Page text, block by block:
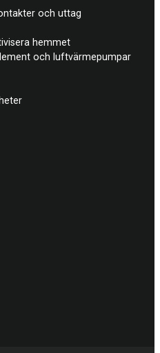
och uttag
hemmet
och luftvärmepumpar